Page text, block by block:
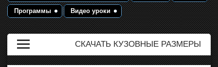
Программы Видео уроки
СКАЧАТЬ КУЗОВНЫЕ РАЗМЕРЫ